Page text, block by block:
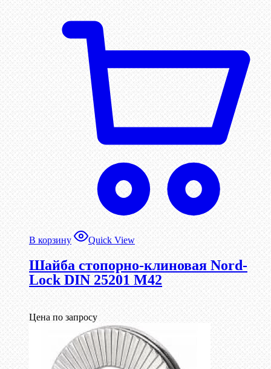
В корзину Quick View
Шайба стопорно-клиновая Nord-
Lock DIN 25201 М42
Цена по запросу